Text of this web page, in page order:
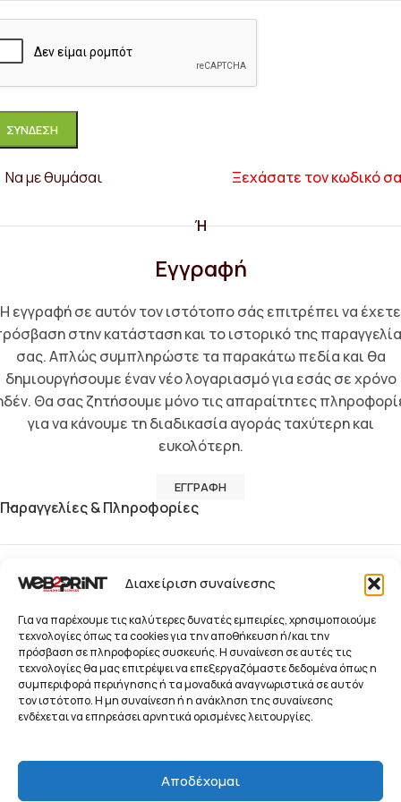
Διαχείριση συναίνεσης
Για να παρέχουμε τις καλύτερες δυνατές εμπειρίες, χρησιμοποιούμε
τεχνολογίες όπως τα cookies για την αποθήκευση ή/και την
πρόσβαση σε πληροφορίες συσκευής. Η συναίνεση σε αυτές τις
τεχνολογίες θα μας επιτρέψει να επεξεργαζόμαστε δεδομένα όπως η
συμπεριφορά περιήγησης ή τα μοναδικά αναγνωριστικά σε αυτόν
τον ιστότοπο. Η μη συναίνεση ή η ανάκληση της συναίνεσης
ενδέχεται να επηρεάσει αρνητικά ορισμένες λειτουργίες.
Αποδέχομαι
ΣΎΝΔΕΣΗ
Ξεχάσατε τον κωδικό
Να με θυμάσαι
Ή
Εγγραφή
Η εγγραφή σε αυτόν τον ιστότοπο σάς επιτρέπει να έχετε
στην κατάσταση και το ιστορικό της
σας. Απλώς συμπληρώστε τα παρακάτω πεδία και θα
δημιουργήσουμε έναν νέο λογαριασμό για εσάς σε χρόνο
Θα σας ζητήσουμε μόνο τις απαραίτητες
για να κάνουμε τη διαδικασία αγοράς ταχύτερη και
ευκολότερη.
ΕΓΓΡΑΦΉ
Παραγγελίες & Πληροφορίες
Blog
Παραγγελίες
Προϊόντα
Ενημερωτικό Δελτίο
© 2026 Web2Print
Συστήματα Προβολής, Προώθησης και Οπτικής